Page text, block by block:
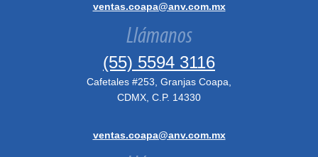
ventas.coapa@anv.com.mx
Llámanos
(55) 5594 3116
Cafetales #253, Granjas Coapa,
CDMX, C.P. 14330
ventas.coapa@anv.com.mx